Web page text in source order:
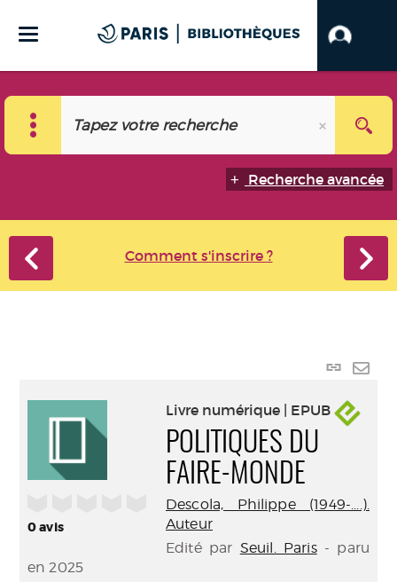
Recherche avancée
Comment s'inscrire ?
Lien
0avis
Livre numérique | EPUB
POLITIQUES DU
FAIRE-MONDE
Descola, Philippe (1949-....).
Auteur
Edité par Seuil. Paris- paru
en 2025